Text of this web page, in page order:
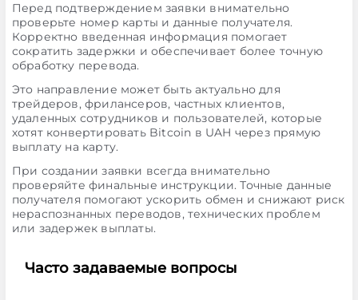
Перед подтверждением заявки внимательно
проверьте номер карты и данные получателя.
Корректно введенная информация помогает
сократить задержки и обеспечивает более точную
обработку перевода.
Это направление может быть актуально для
трейдеров, фрилансеров, частных клиентов,
удаленных сотрудников и пользователей, которые
хотят конвертировать Bitcoin в UAH через прямую
выплату на карту.
При создании заявки всегда внимательно
проверяйте финальные инструкции. Точные данные
получателя помогают ускорить обмен и снижают риск
нераспознанных переводов, технических проблем
или задержек выплаты.
Часто задаваемые вопросы